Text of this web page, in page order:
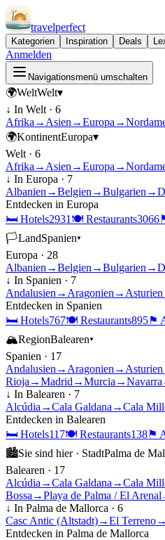
travelperfect
Kategorien Inspiration Deals
Anmelden
Navigationsmenü umschalten
🌍WeltWelt▾
↓ In Welt · 6
Afrika → Asien →Europa →
🌍KontinentEuropa▾
Welt · 6
Afrika → Asien →Europa →
↓ In Europa · 7
Albanien →Belgien →Bulgarien →
Entdecken in Europa
🛏 Hotels2931 🍽 Restaurants3066
🏳LandSpanien▾
Europa · 28
Albanien →Belgien →Bulgarien →
↓ In Spanien · 7
Andalusien → Aragonien → Asturien
Entdecken in Spanien
🛏 Hotels767🍽 Restaurants895⚑
🏔RegionBalearen▾
Spanien · 17
Andalusien → Aragonien → Asturien
Rioja →Madrid →Murcia →Navarra
↓ In Balearen · 7
Alcúdia →Cala Galdana →Cala
Entdecken in Balearen
🛏 Hotels117🍽 Restaurants138⚑
🏙Sie sind hier · StadtPalma de
Balearen · 17
Alcúdia →Cala Galdana →Cala
Bossa →Playa de Palma / El Arenal
↓ In Palma de Mallorca · 6
Casc Antic (Altstadt)→El Terreno→
Entdecken in Palma de Mallorca